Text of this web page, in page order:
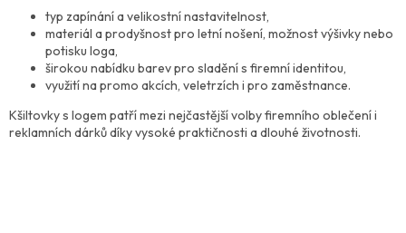
ý
p
s
u
typ zapínání a velikostní nastavitelnost,
materiál a prodyšnost pro letní nošení, možnost výšivky nebo
potisku loga,
širokou nabídku barev pro sladění s firemní identitou,
využití na promo akcích, veletrzích i pro zaměstnance.
Kšiltovky s logem patří mezi nejčastější volby firemního oblečení i
reklamních dárků díky vysoké praktičnosti a dlouhé životnosti.